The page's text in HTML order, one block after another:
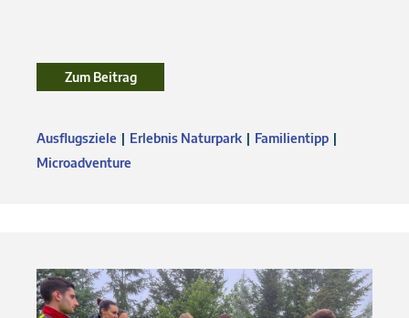
Zum Beitrag
Ausflugsziele Erlebnis Naturpark
Familientipp
Microadventure